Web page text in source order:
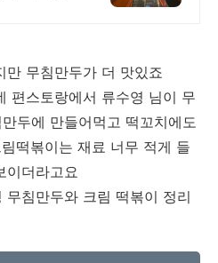
만 무침만두가 더 맛있죠
편스토랑에서 류수영 님이 무
두에 만들어먹고 떡꼬치에도
떡볶이는 재료 너무 적게 들
이더라고요
침만두와 크림 떡볶이 정리